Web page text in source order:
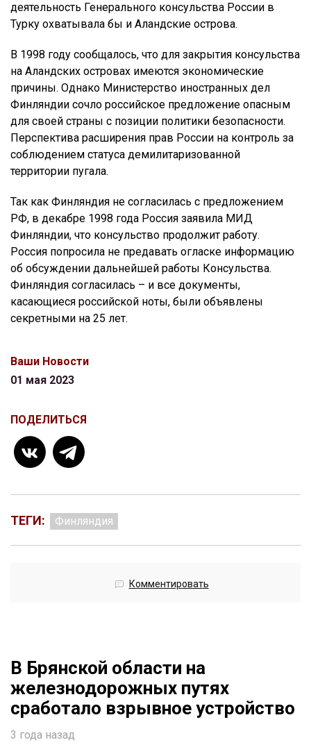
деятельность Генерального консульства России в
Турку охватывала бы и Аландские острова.
В 1998 году сообщалось, что для закрытия консульства
на Аландских островах имеются экономические
причины. Однако Министерство иностранных дел
Финляндии сочло российское предложение опасным
для своей страны с позиции политики безопасности.
Перспектива расширения прав России на контроль за
соблюдением статуса демилитаризованной
территории пугала.
Так как Финляндия не согласилась с предложением
РФ, в декабре 1998 года Россия заявила МИД
Финляндии, что консульство продолжит работу.
Россия попросила не предавать огласке информацию
об обсуждении дальнейшей работы Консульства.
Финляндия согласилась – и все документы,
касающиеся российской ноты, были объявлены
секретными на 25 лет.
Ваши Новости
01 мая 2023
ПОДЕЛИТЬСЯ
ТЕГИ: Финляндия
Комментировать
В Брянской области на
железнодорожных путях
сработало взрывное устройство
3 года назад